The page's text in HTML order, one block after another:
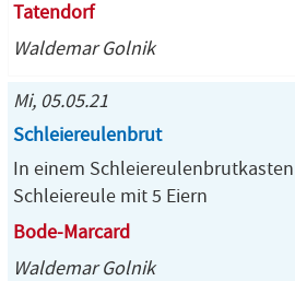
Tatendorf
Waldemar Golnik
Mi, 05.05.21
Schleiereulenbrut
In einem
Schleiereule mit 5 Eiern
Bode-Marcard
Waldemar Golnik